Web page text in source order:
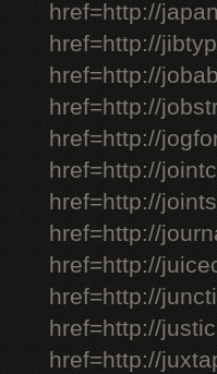
href=http://
href=http://
href=http://
href=http://
href=http://
href=http://
href=http://
href=http://
href=http://
href=http://
href=http://
href=http://